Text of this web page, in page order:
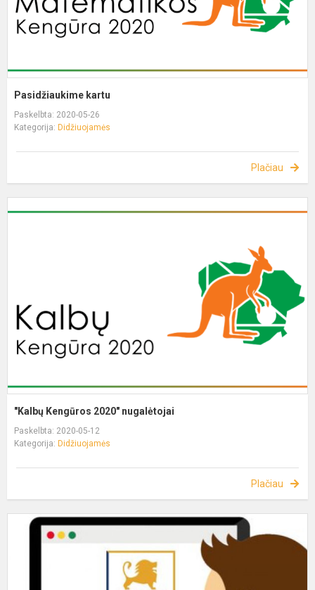
Pasidžiaukime kartu
Paskelbta: 2020-05-26
Kategorija: Didžiuojamės
Plačiau
"Kalbų Kengūros 2020" nugalėtojai
Paskelbta: 2020-05-12
Kategorija: Didžiuojamės
Plačiau